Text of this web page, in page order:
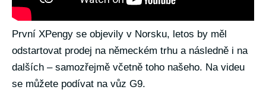
První XPengy se objevily v Norsku, letos by měl
odstartovat prodej na německém trhu a následně i na
dalších – samozřejmě včetně toho našeho. Na videu
se můžete podívat na vůz G9.